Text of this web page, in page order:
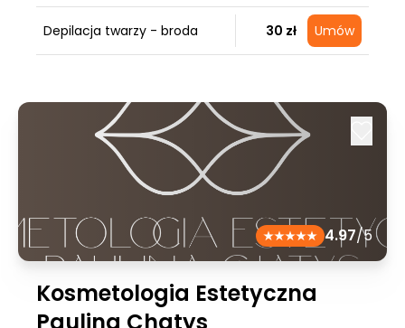
Depilacja twarzy - broda 30 zł Umów
4.97/5
Kosmetologia Estetyczna